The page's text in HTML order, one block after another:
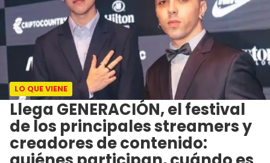
LO QUE VIENE
Llega GENERACIÓN, el festival
de los principales streamers y
creadores de contenido: